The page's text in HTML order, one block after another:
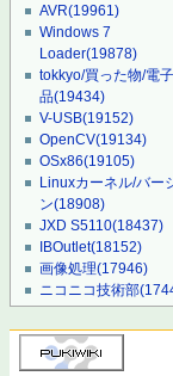
AVR(19961)
Windows 7
Loader(19878)
tokkyo/買った物/電
品(19434)
V-USB(19152)
OpenCV(19134)
OSx86(19105)
Linuxカーネル/バー
ン(18908)
JXD S5110(18437)
IBOutlet(18152)
画像処理(17946)
ニコニコ技術部